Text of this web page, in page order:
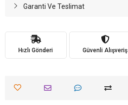
Garanti Ve Teslimat
Hızlı Gönderi Güvenli Alışveriş